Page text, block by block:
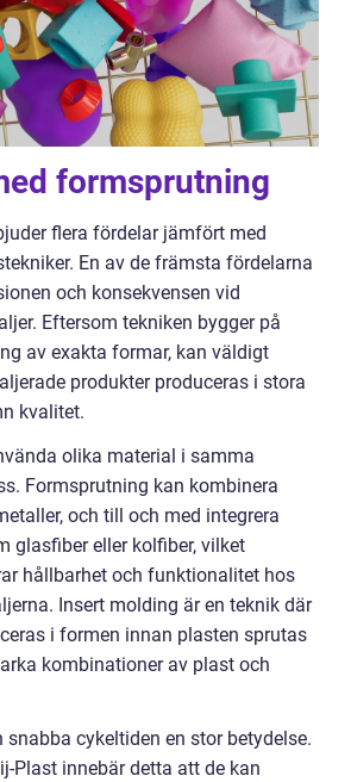
formsprutning
flera fördelar jämfört med
En av de främsta fördelarna
och konsekvensen vid
Eftersom tekniken bygger på
av exakta formar, kan väldigt
produkter produceras i stora
kvalitet.
olika material i samma
Formsprutning kan kombinera
och till och med integrera
glasfiber eller kolfiber, vilket
hållbarhet och funktionalitet hos
Insert molding är en teknik där
i formen innan plasten sprutas
kombinationer av plast och
snabba cykeltiden en stor betydelse.
Plast innebär detta att de kan